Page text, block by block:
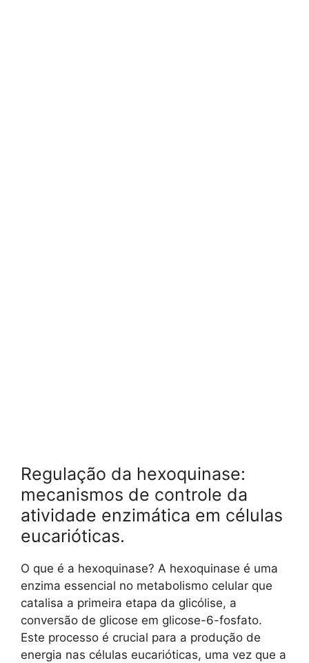
Regulação da hexoquinase:
mecanismos de controle da
atividade enzimática em células
eucarióticas.
O que é a hexoquinase? A hexoquinase é uma
enzima essencial no metabolismo celular que
catalisa a primeira etapa da glicólise, a
conversão de glicose em glicose-6-fosfato.
Este processo é crucial para a produção de
energia nas células eucarióticas, uma vez que a